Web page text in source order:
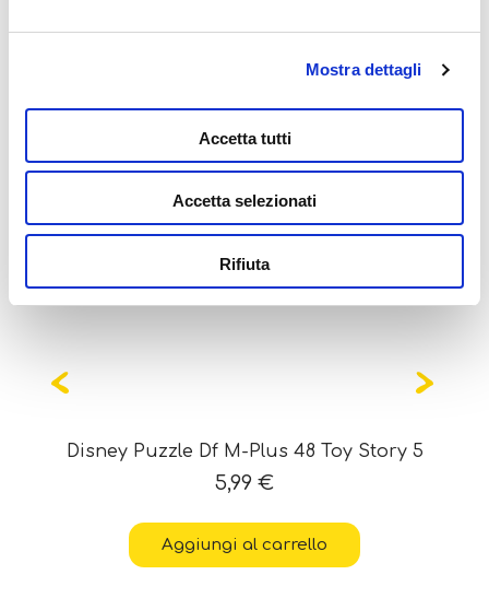
Mostra dettagli
Accetta tutti
Accetta selezionati
Rifiuta
Potrebbe interessarti
anche...
Disney Puzzle Df M-Plus 48 Toy Story 5
5,99 €
Aggiungi al carrello